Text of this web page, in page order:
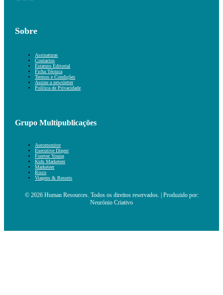
Sobre
Assinaturas
Contactos
Estatuto Editorial
Ficha Técnica
Termos e Condições
Assine a newsletter
Política de Privacidade
Grupo Multipublicações
Automonitor
Executive Digest
Forever Young
Kids Marketeer
Marketeer
Risco
Viagens & Resorts
© 2026 Human Resources. Todos os direitos reservados. | Produzido por:
Neurónio Criativo